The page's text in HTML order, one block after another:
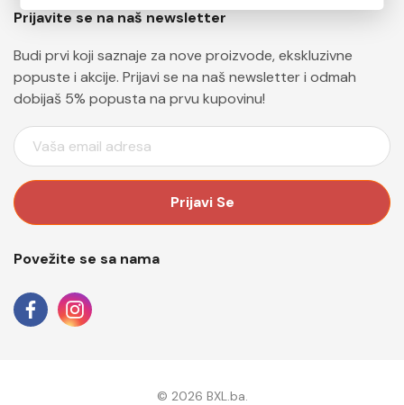
Prijavite se na naš newsletter
Budi prvi koji saznaje za nove proizvode, ekskluzivne
popuste i akcije. Prijavi se na naš newsletter i odmah
dobijaš 5% popusta na prvu kupovinu!
E
M
I
D
E
Povežite se sa nama
© 2026 BXL.ba.